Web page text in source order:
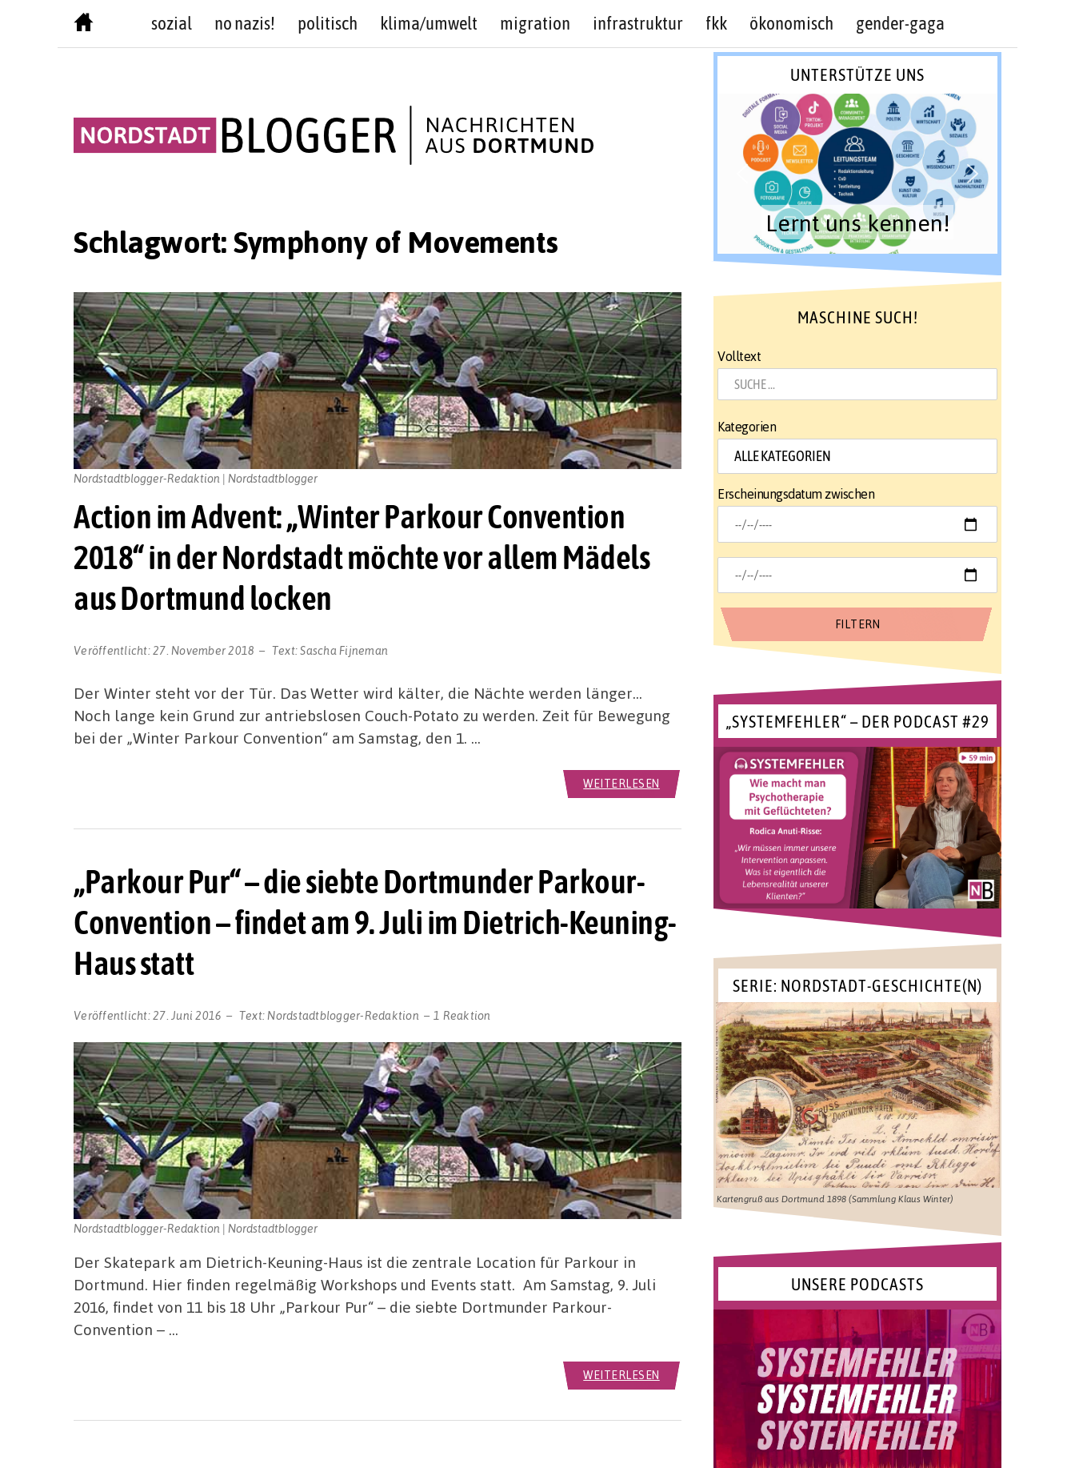
sozial no nazis! politisch klima/umwelt migration infrastruktur fkk ökonomisch gender-gaga
Schlagwort:Symphony of Movements
Action im Advent: „Winter Parkour Convention
2018“ in der Nordstadt möchte vor allem Mädels
aus Dortmund locken
Veröffentlicht:27. November 2018 Text:Sascha Fijneman
Nordstadtblogger-Redaktion | Nordstadtblogger
Der Winter steht vor der Tür. Das Wetter wird kälter, die Nächte werden länger…
Noch lange kein Grund zur antriebslosen Couch-Potato zu werden. Zeit für Bewegung
bei der „Winter Parkour Convention“ am Samstag, den 1. …
WEITERLESEN
„Parkour Pur“ – die siebte Dortmunder Parkour-
Convention – findet am 9. Juli im Dietrich-Keuning-
Haus statt
Veröffentlicht:27. Juni 2016 Text: Nordstadtblogger-Redaktion 1 Reaktion
Nordstadtblogger-Redaktion | Nordstadtblogger
Der Skatepark am Dietrich-Keuning-Haus ist die zentrale Location für Parkour in
Dortmund. Hier finden regelmäßig Workshops und Events statt. Am Samstag, 9. Juli
2016, findet von 11 bis 18 Uhr „Parkour Pur“ – die siebte Dortmunder Parkour-
Convention – …
WEITERLESEN
UNTERSTÜTZE UNS
Lernt uns kennen!
MASCHINE SUCH!
Volltext
Kategorien
Erscheinungsdatum zwischen
„SYSTEMFEHLER“ – DER PODCAST #29
SERIE: NORDSTADT-GESCHICHTE(N)
Kartengruß aus Dortmund 1898 (Sammlung Klaus Winter)
UNSERE PODCASTS